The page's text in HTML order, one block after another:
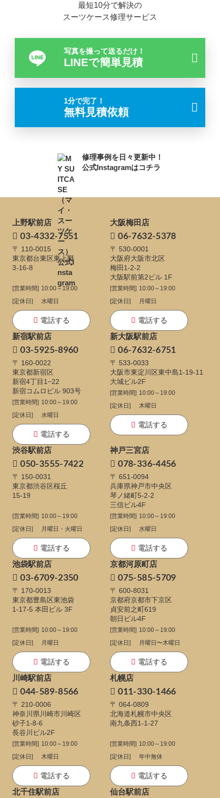
最短10分で解決の
スーツケース修理サービス
写真を撮って送るだけ！
LINEで簡単見積
1分で完了！
無料見積依頼
修理事例を日々更新中！
公式Instagramはコチラ
上野駅前店
03-4332-7551
〒 110-0015
東京都台東区東上野
3-16-8
[営業時間] 10:00～19:00
[定休日]
水曜日
電話する
大阪梅田店
06-7632-5378
〒 530-0001
大阪府大阪市北区
梅田1-2-2
大阪駅前第2ビル 1F
[営業時間] 10:00～19:00
[定休日]
月曜日
電話する
新宿駅前店
03-5925-8960
〒 160-0022
東京都新宿区
新宿4丁目1−22
新宿コムロビル 903号
[営業時間] 10:00～19:00
[定休日]
水曜日
電話する
新大阪駅前店
06-7632-6751
〒 533-0033
大阪市東淀川区東中島1-19-11
大城ビル2F
[営業時間] 10:00～19:00
[定休日]
木曜日
電話する
渋谷駅前店
050-3555-7422
〒 150-0031
東京都渋谷区桜丘
15-19
[営業時間] 10:00～19:00
[定休日]
月曜日・火曜日
電話する
神戸三宮店
078-336-4456
〒 651-0094
兵庫県神戸市中央区
琴ノ緒町5-2-2
三信ビル4F
[営業時間] 10:00～19:00
[定休日]
水曜日
電話する
池袋駅前店
03-6709-2350
〒 170-0013
東京都豊島区東池袋
1-17-5 本田ビル 3F
[営業時間] 10:00～19:00
[定休日]
月曜日
電話する
京都河原町店
075-585-5709
〒 600-8031
京都府京都市下京区
貞安前之町619
朝日ビル4F
[営業時間] 10:00～19:00
[定休日]
月曜日〜木曜日
電話する
川崎駅前店
044-589-8566
〒 210-0006
神奈川県川崎市川崎区
砂子1-8-6
長谷川ビル2F
[営業時間] 10:00～19:00
[定休日]
木曜日
電話する
札幌店
011-330-1466
〒 064-0809
北海道札幌市中央区
南九条西1-1-27
[営業時間] 10:00～19:00
[定休日]
年中無休
電話する
北千住駅前店
仙台駅前店